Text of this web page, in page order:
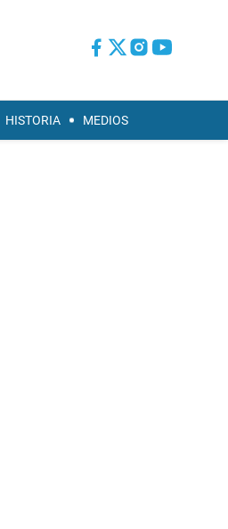
HISTORIA MEDIOS